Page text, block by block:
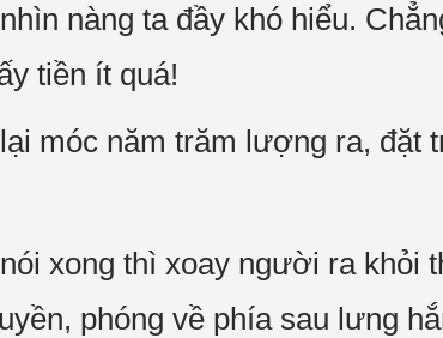
nàng ta đầy khó hiểu.
tiền ít quá!
móc năm trăm lượng ra, đặt
xong thì xoay người ra khỏi
phóng về phía sau lưng